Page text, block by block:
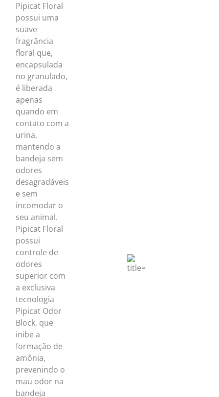
Pipicat Floral
possui uma
suave
fragrância
floral que,
encapsulada
no granulado,
é liberada
apenas
quando em
contato com a
urina,
mantendo a
bandeja sem
odores
desagradáveis
e sem
incomodar o
seu animal.
Pipicat Floral
possui
controle de
odores
superior com
a exclusiva
tecnologia
Pipicat Odor
Block, que
inibe a
formação de
amônia,
prevenindo o
mau odor na
bandeja